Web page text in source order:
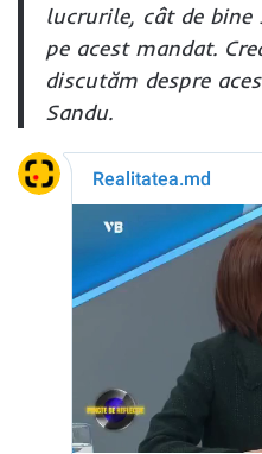
lucrurile, cât de
pe acest mandat.
discutăm despre
Sandu.